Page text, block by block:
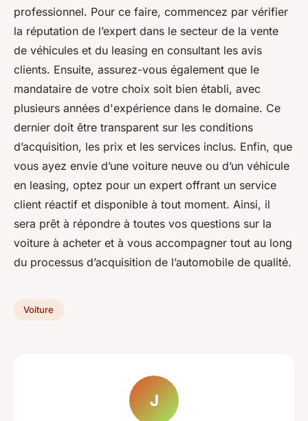
professionnel. Pour ce faire, commencez par vérifier
la réputation de l’expert dans le secteur de la vente
de véhicules et du leasing en consultant les avis
clients. Ensuite, assurez-vous également que le
mandataire de votre choix soit bien établi, avec
plusieurs années d'expérience dans le domaine. Ce
dernier doit être transparent sur les conditions
d’acquisition, les prix et les services inclus. Enfin, que
vous ayez envie d’une voiture neuve ou d’un véhicule
en leasing, optez pour un expert offrant un service
client réactif et disponible à tout moment. Ainsi, il
sera prêt à répondre à toutes vos questions sur la
voiture à acheter et à vous accompagner tout au long
du processus d’acquisition de l’automobile de qualité.
Voiture
J